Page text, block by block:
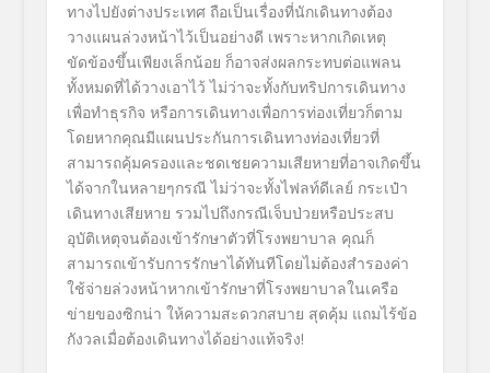
ทางไปยังต่างประเทศ ถือเป็นเรื่องที่นักเดินทางต้อง
วางแผนล่วงหน้าไว้เป็นอย่างดี เพราะหากเกิดเหตุ
ขัดข้องขึ้นเพียงเล็กน้อย ก็อาจส่งผลกระทบต่อแพลน
ทั้งหมดที่ได้วางเอาไว้ ไม่ว่าจะทั้งกับทริปการเดินทาง
เพื่อทำธุรกิจ หรือการเดินทางเพื่อการท่องเที่ยวก็ตาม
โดยหากคุณมีแผนประกันการเดินทางท่องเที่ยวที่
สามารถคุ้มครองและชดเชยความเสียหายที่อาจเกิดขึ้น
ได้จากในหลายๆกรณี ไม่ว่าจะทั้งไฟลท์ดีเลย์ กระเป๋า
เดินทางเสียหาย รวมไปถึงกรณีเจ็บป่วยหรือประสบ
อุบัติเหตุจนต้องเข้ารักษาตัวที่โรงพยาบาล คุณก็
สามารถเข้ารับการรักษาได้ทันทีโดยไม่ต้องสำรองค่า
ใช้จ่ายล่วงหน้าหากเข้ารักษาที่โรงพยาบาลในเครือ
ข่ายของซิกน่า ให้ความสะดวกสบาย สุดคุ้ม แถมไร้ข้อ
กังวลเมื่อต้องเดินทางได้อย่างแท้จริง!